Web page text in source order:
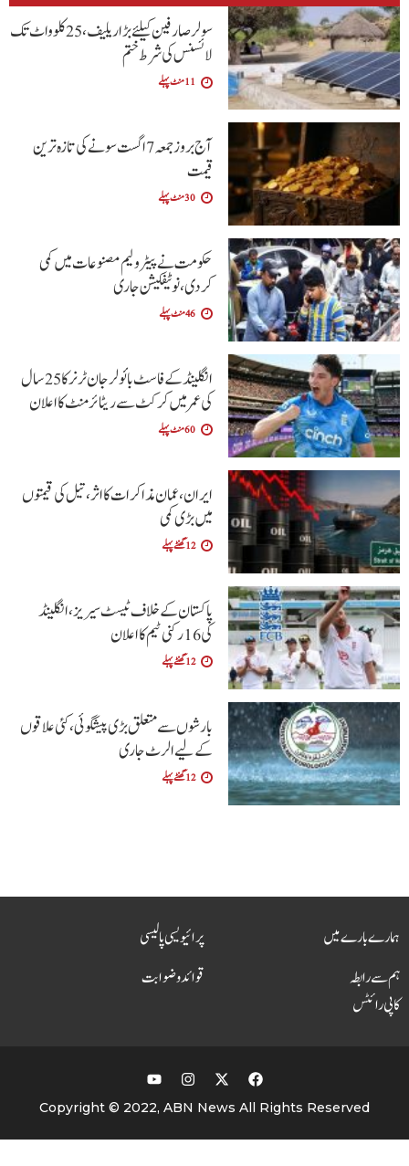
سولر صارفین کیلئے بڑا ریلیف، 25 کلوواٹ تک
لائسنس کی شرط ختم
11 منٹ پہلے
آج بروز جمعہ 7 اگست سونے کی تازہ ترین
قیمت
30 منٹ پہلے
حکومت نے پیٹرولیم مصنوعات میں کمی
کردی،نوٹیفکیشن جاری
46 منٹ پہلے
انگلینڈ کے فاسٹ بائولر جان ٹرنر کا 25 سال
کی عمر میں کرکٹ سے ریٹائرمنٹ کا اعلان
60 منٹ پہلے
ایران، عمان مذاکرات کا اثر، تیل کی قیمتوں
میں بڑی کمی
12 گھنٹے پہلے
پاکستان کے خلاف ٹیسٹ سیریز، انگلینڈ
کی 16 رکنی ٹیم کا اعلان
12 گھنٹے پہلے
بارشوں سے متعلق بڑی پیشگوئی، کئی علاقوں
کے لیے الرٹ جاری
12 گھنٹے پہلے
ہمارے بارے میں
ہم سے رابطہ
پرائیویسی پالیسی
قوائد و ضوابت
کاپی رائٹس
Copyright © 2022, ABN News All Rights Reserved